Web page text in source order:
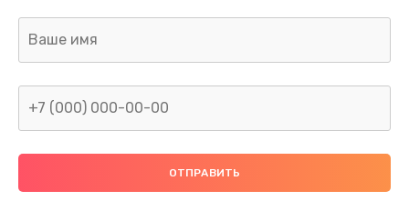
Нет звука
Не видит флешку